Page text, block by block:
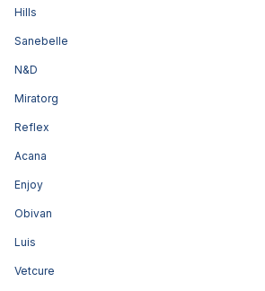
Hills
Sanebelle
N&D
Miratorg
Reflex
Acana
Enjoy
Obivan
Luis
Vetcure